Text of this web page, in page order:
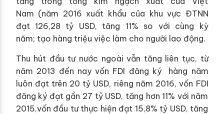
Nam (năm 2016 xuất khẩu của khu vực ĐTNN
đạt 126,28 tỷ USD, tăng 11% so với cùng kỳ
năm; tạo hàng triệu việc làm cho người lao động.
Thu hút đầu tư nước ngoài vẫn tăng liên tục, từ
năm 2013 đến nay vốn FDI đăng ký hàng năm
luôn đạt trên 20 tỷ USD, riêng năm 2016, vốn FDI
đăng ký đạt gần 27 tỷ USD, tăng hơn 11% với năm
2015,vốn đầu tư thực hiện đạt 15,8% tỷ USD, tăng